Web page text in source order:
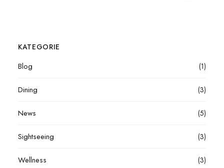
KATEGORIE
Blog (1)
Dining (3)
News (5)
Sightseeing (3)
Wellness (3)